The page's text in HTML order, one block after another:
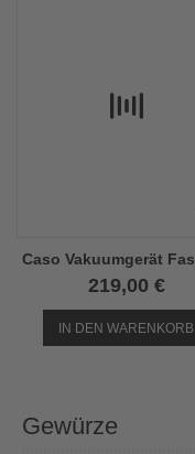
219,00 €
IN DEN WARENKORB
Gewürze